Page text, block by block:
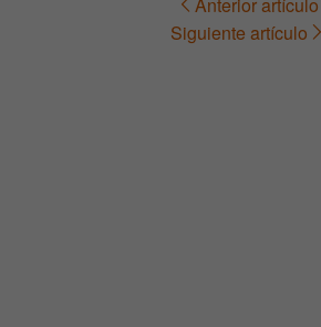
NavegaciónSiguiente artículo